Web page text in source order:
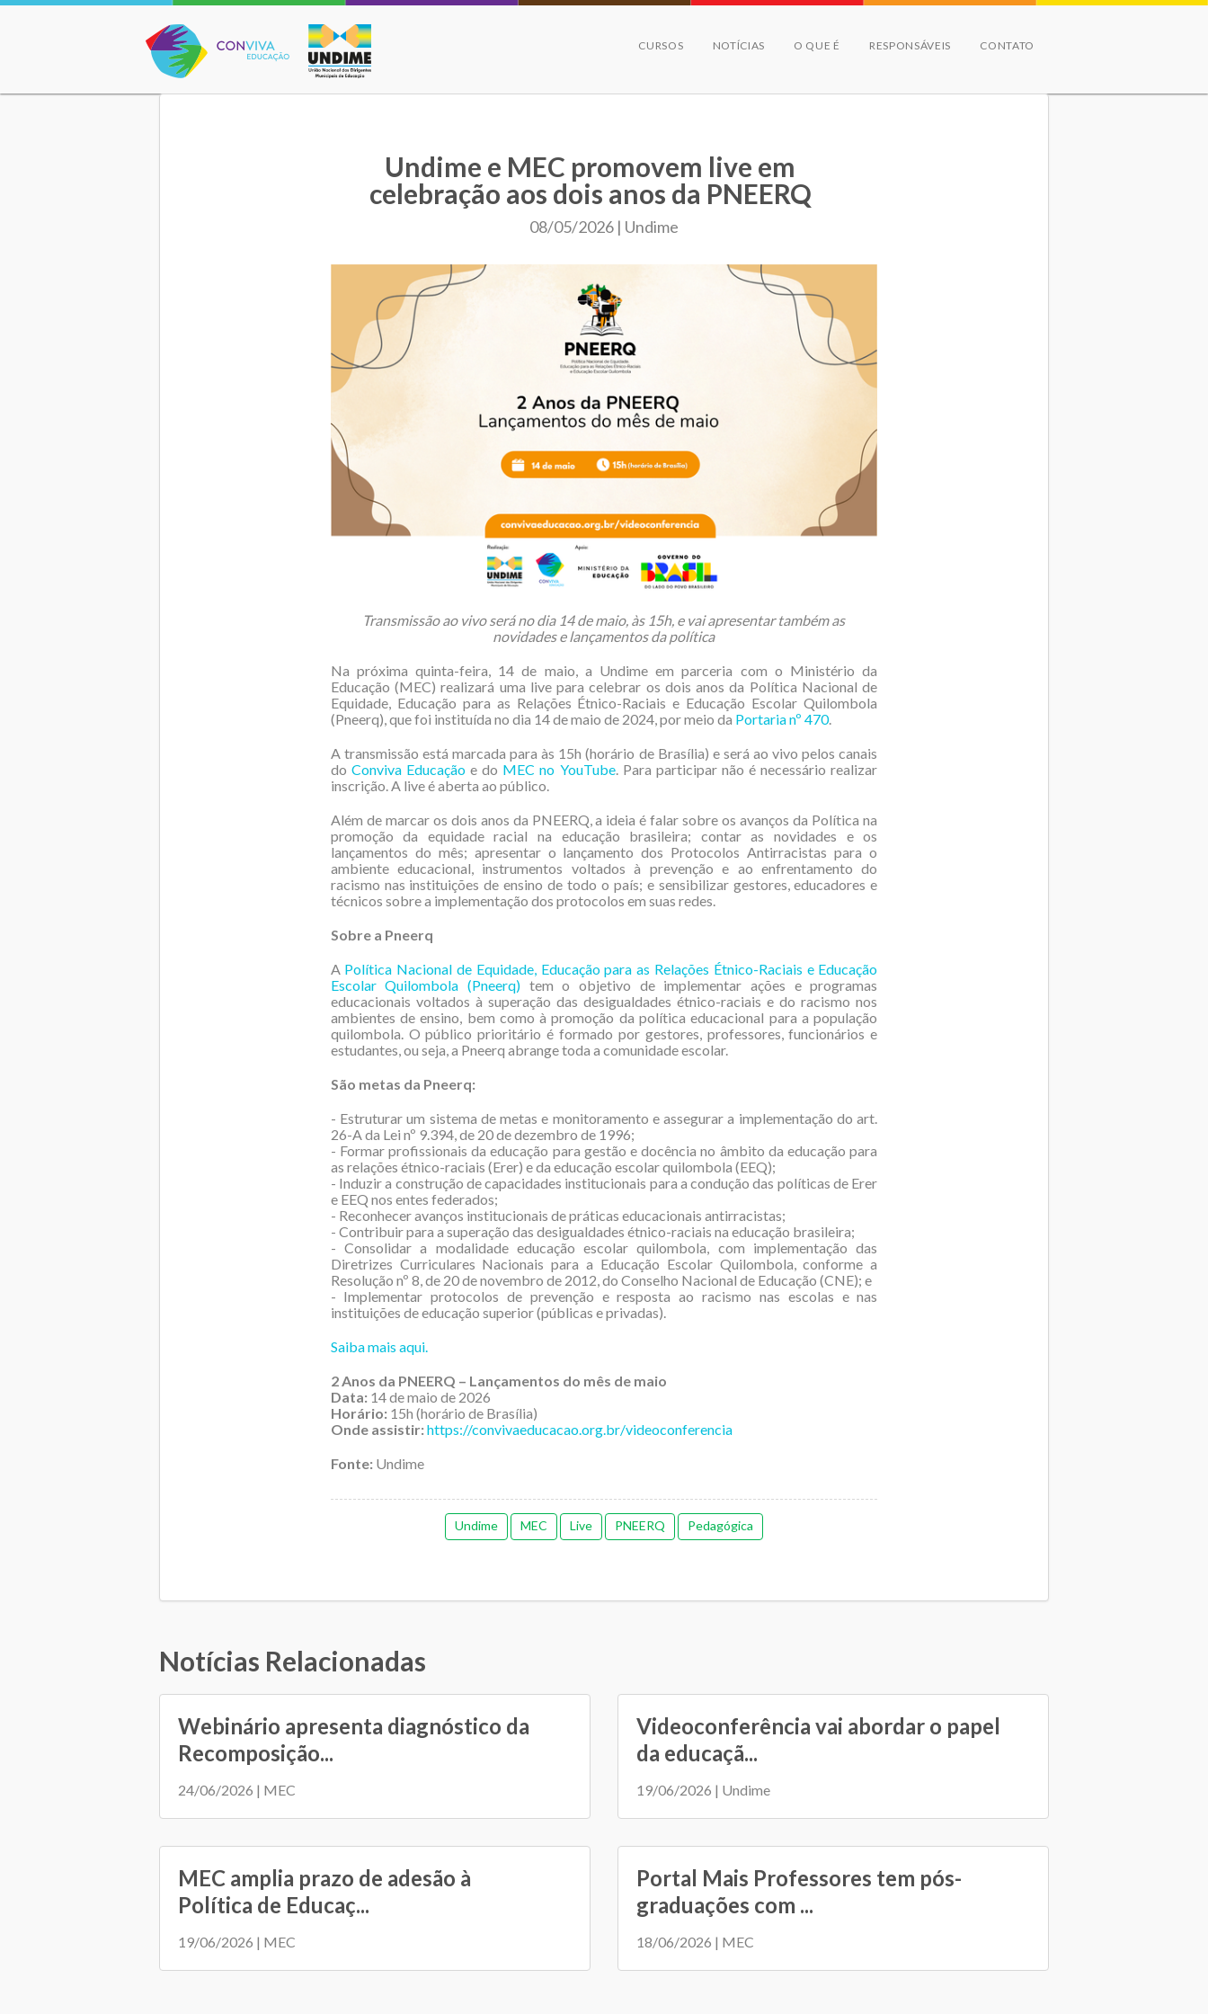
Conviva Educação
CURSOS NOTÍCIAS O QUE É RESPONSÁVEIS CONTATO
Undime e MEC promovem live em
celebração aos dois anos da PNEERQ
08/05/2026 | Undime
Transmissão ao vivo será no dia 14 de maio, às 15h, e vai apresentar também as
novidades e lançamentos da política
Na próxima quinta-feira, 14 de maio, a Undime em parceria com o Ministério da
Educação (MEC) realizará uma live para celebrar os dois anos da Política Nacional de
Equidade, Educação para as Relações Étnico-Raciais e Educação Escolar Quilombola
(Pneerq), que foi instituída no dia 14 de maio de 2024, por meio da Portaria nº 470.
A transmissão está marcada para às 15h (horário de Brasília) e será ao vivo pelos canais
do Conviva Educaçãoe do MEC no YouTube. Para participar não é necessário realizar
inscrição. A live é aberta ao público.
Além de marcar os dois anos da PNEERQ, a ideia é falar sobre os avanços da Política na
promoção da equidade racial na educação brasileira; contar as novidades e os
lançamentos do mês; apresentar o lançamento dos Protocolos Antirracistas para o
ambiente educacional, instrumentos voltados à prevenção e ao enfrentamento do
racismo nas instituições de ensino de todo o país; e sensibilizar gestores, educadores e
técnicos sobre a implementação dos protocolos em suas redes.
Sobre a Pneerq
A Política Nacional de Equidade, Educação para as Relações Étnico-Raciais e Educação
Escolar Quilombola (Pneerq) tem o objetivo de implementar ações e programas
educacionais voltados à superação das desigualdades étnico-raciais e do racismo nos
ambientes de ensino, bem como à promoção da política educacional para a população
quilombola. O público prioritário é formado por gestores, professores, funcionários e
estudantes, ou seja, a Pneerq abrange toda a comunidade escolar.
São metas da Pneerq:
- Estruturar um sistema de metas e monitoramento e assegurar a implementação do art.
26-A da Lei nº 9.394, de 20 de dezembro de 1996;
- Formar profissionais da educação para gestão e docência no âmbito da educação para
as relações étnico-raciais (Erer) e da educação escolar quilombola (EEQ);
- Induzir a construção de capacidades institucionais para a condução das políticas de Erer
e EEQ nos entes federados;
- Reconhecer avanços institucionais de práticas educacionais antirracistas;
- Contribuir para a superação das desigualdades étnico-raciais na educação brasileira;
- Consolidar a modalidade educação escolar quilombola, com implementação das
Diretrizes Curriculares Nacionais para a Educação Escolar Quilombola, conforme a
Resolução nº 8, de 20 de novembro de 2012, do Conselho Nacional de Educação (CNE); e
- Implementar protocolos de prevenção e resposta ao racismo nas escolas e nas
instituições de educação superior (públicas e privadas).
Saiba mais aqui.
2 Anos da PNEERQ – Lançamentos do mês de maio
Data: 14 de maio de 2026
Horário: 15h (horário de Brasília)
Onde assistir: https://convivaeducacao.org.br/videoconferencia
Fonte: Undime
Undime MEC Live PNEERQ Pedagógica
Notícias Relacionadas
Webinário apresenta diagnóstico da
Recomposição...
24/06/2026 | MEC
Videoconferência vai abordar o papel
da educaçã...
19/06/2026 | Undime
MEC amplia prazo de adesão à
Política de Educaç...
19/06/2026 | MEC
Portal Mais Professores tem pós-
graduações com ...
18/06/2026 | MEC